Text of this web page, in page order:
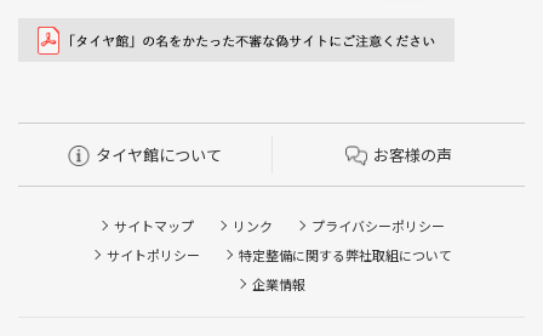
タイヤ館について お客様の声
サイトマップ リンク
プライバシーポリシー
サイトポリシー
特定整備に関する弊社取組について
企業情報